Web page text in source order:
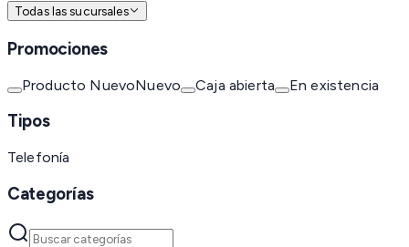
Todas las sucursales
Promociones
Producto NuevoNuevo Caja abierta En existencia
Tipos
Telefonía
Categorías